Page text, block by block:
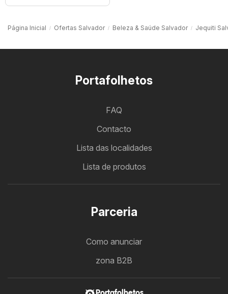
Página Inicial Ofertas Salvador Beleza & Saúde Salvador Jequiti
Portafolhetos
FAQ
Contacto
Lista das localidades
Lista de produtos
Parceria
Como anunciar
zona B2B